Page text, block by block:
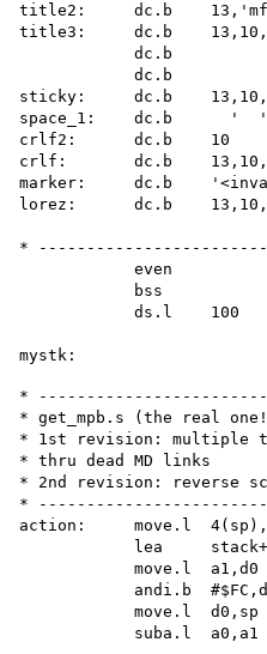
title2:     dc.b
title3:     dc.b
dc.b
dc.b
sticky:     dc.b
space_1:    dc.b      '
crlf2:      dc.b    10
crlf:       dc.b
marker:     dc.b
lorez:      dc.b
*
            even
            bss
            ds.l    100
*
* get_mpb.s (the real
* 1st revision: multiple
* thru dead MD links
* 2nd revision: reverse
*
action:     move.l
lea
            move.l  a1,d0
andi.b
move.l  d0,sp
suba.l  a0,a1